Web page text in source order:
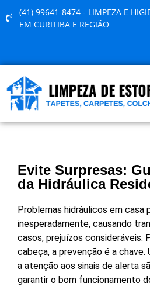
(41) 99641-8474 - LIMPEZA E
EM CURITIBA E REGIÃO
Evite Surpresas:
da Hidráulica
Problemas hidráulicos em casa
inesperadamente, causando
casos, prejuízos consideráveis.
cabeça, a prevenção é a chave.
a atenção aos sinais de alerta
garantir o bom funcionamento